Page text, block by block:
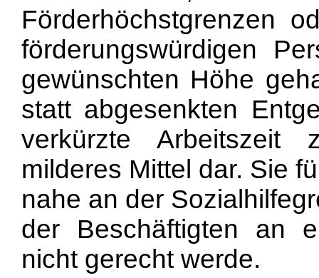
Förderhöchstgrenzen
förderungswürdigen
gewünschten Höhe
statt abgesenkten
verkürzte Arbeitszeit
milderes Mittel dar. Sie
nahe an der
der Beschäftigten an
nicht gerecht werde.